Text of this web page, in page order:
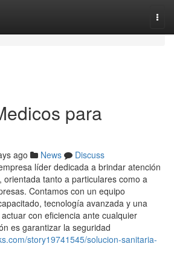
para
ago News
Discuss
líder dedicada a brindar atención
orientada tanto a particulares como a
Contamos con un equipo
tecnología avanzada y una
con eficiencia ante cualquier
es garantizar la seguridad
story19741545/solucion-sanitaria-